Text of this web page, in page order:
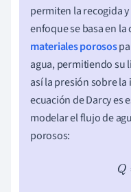
permiten la recogida
enfoque se basa en la
materiales porosos
agua, permitiendo su
así la presión sobre
ecuación de Darcy es
modelar el flujo de
porosos: